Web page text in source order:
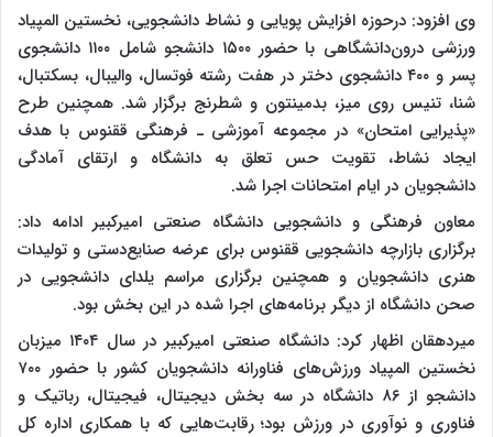
وی افزود: درحوزه افزایش پویایی و نشاط دانشجویی، نخستین المپیاد
ورزشی درون‌دانشگاهی با حضور ۱۵۰۰ دانشجو شامل ۱۱۰۰ دانشجوی
پسر و ۴۰۰ دانشجوی دختر در هفت رشته فوتسال، والیبال، بسکتبال،
شنا، تنیس روی میز، بدمینتون و شطرنج برگزار شد. همچنین طرح
«پذیرایی امتحان» در مجموعه آموزشی ـ فرهنگی ققنوس با هدف
ایجاد نشاط، تقویت حس تعلق به دانشگاه و ارتقای آمادگی
دانشجویان در ایام امتحانات اجرا شد.
معاون فرهنگی و دانشجویی دانشگاه صنعتی امیرکبیر ادامه داد:
برگزاری بازارچه دانشجویی ققنوس برای عرضه صنایع‌دستی و تولیدات
هنری دانشجویان و همچنین برگزاری مراسم یلدای دانشجویی در
صحن دانشگاه از دیگر برنامه‌های اجرا شده در این بخش بود.
میردهقان اظهار کرد: دانشگاه صنعتی امیرکبیر در سال ۱۴۰۴ میزبان
نخستین المپیاد ورزش‌های فناورانه دانشجویان کشور با حضور ۷۰۰
دانشجو از ۸۶ دانشگاه در سه بخش دیجیتال، فیجیتال، رباتیک و
فناوری و نوآوری در ورزش بود؛ رقابت‌هایی که با همکاری اداره کل